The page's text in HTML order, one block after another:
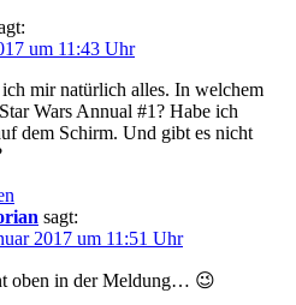
um 11:43 Uhr
mir natürlich alles. In welchem
Wars Annual #1? Habe ich
dem Schirm. Und gibt es nicht
sagt:
2017 um 11:51 Uhr
oben in der Meldung… 😉